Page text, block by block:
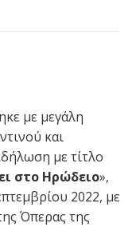
με μεγάλη
και
με τίτλο
στο Ηρώδειο»,
2022, με
Όπερας της